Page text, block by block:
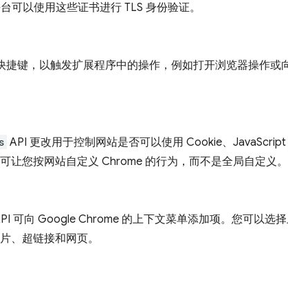
可以使用这些证书进行 TLS 身份验证。
键，以触发扩展程序中的操作，例如打开浏览器操作或
API 更改用于控制网站是否可以使用 Cookie、
让您按网站自定义 Chrome 的行为，而不是全局自定义。
可向 Google Chrome 的上下文菜单添加项。您可以选
、超链接和网页。